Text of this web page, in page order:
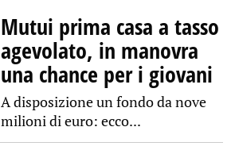
Mutui prima casa a tasso
agevolato, in manovra
una chance per i giovani
A disposizione un fondo da nove
milioni di euro: ecco...